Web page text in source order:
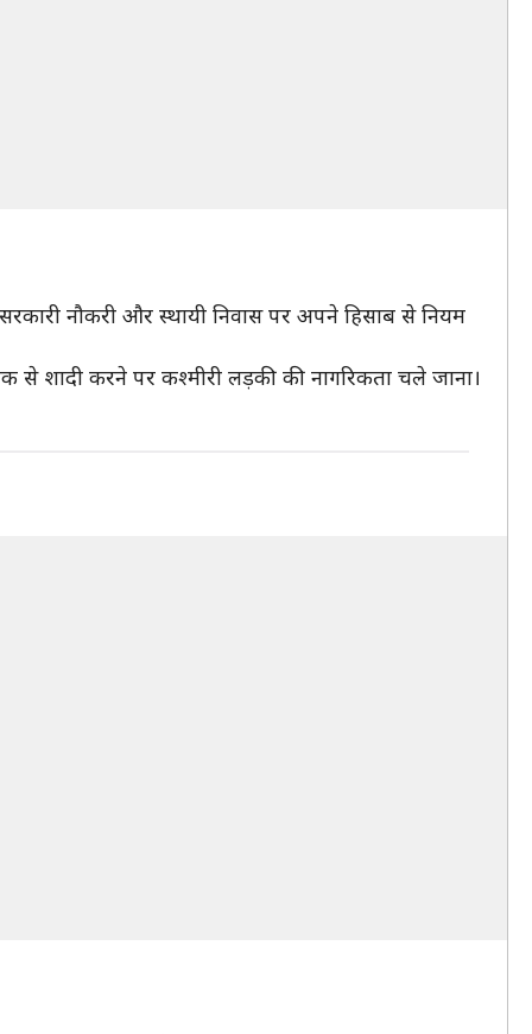
नौकरी और स्थायी निवास पर अपने हिसाब से नियम
से शादी करने पर कश्मीरी लड़की की नागरिकता चले जाना।